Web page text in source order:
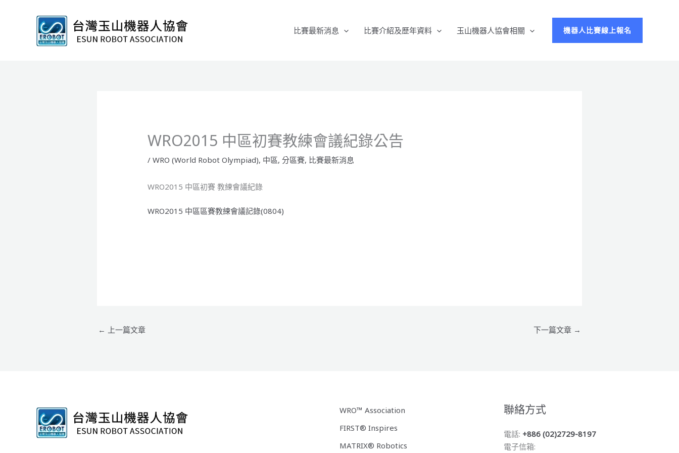
比賽最新消息 比賽介紹及歷年資料 玉山機器人協會相關 機器人比賽線上報名
WRO2015 中區初賽教練會議紀錄公告
/WRO (World Robot Olympiad), 中區,分區賽, 比賽最新消息
WRO2015 中區初賽 教練會議紀錄
WRO2015 中區區賽教練會議記錄(0804)
← 上一篇文章 下一篇文章 →
WRO™ Association
FIRST® Inspires
MATRIX® Robotics
聯絡方式
電話: +886 (02)2729-8197
電子信箱: